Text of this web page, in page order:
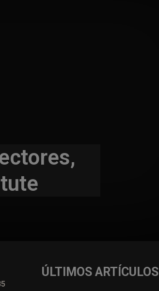
ÚLTIMOS ARTÍCULOS